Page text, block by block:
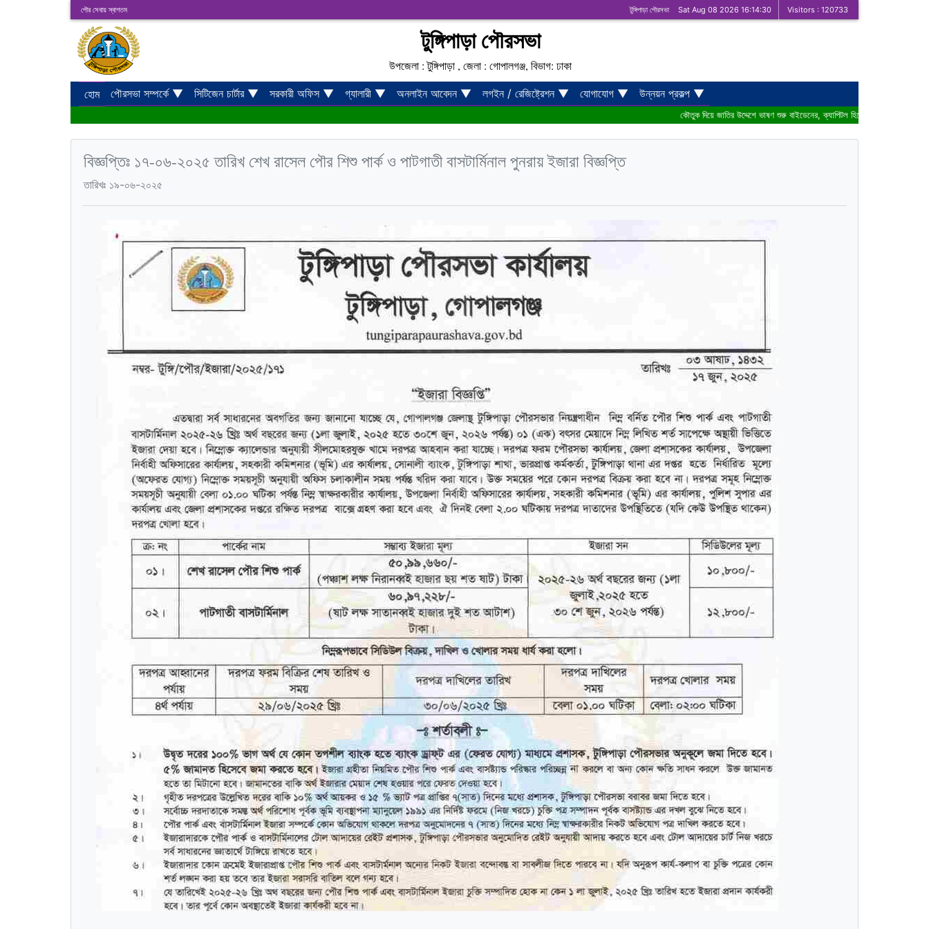
পৌর সেবায় স্বাগতম টুঙ্গিপাড়া পৌরসভা Sat Aug 08 2026 16:14:30 Visitors : 120733
টুঙ্গিপাড়া পৌরসভা
উপজেলা : টুঙ্গিপাড়া , জেলা : গোপালগঞ্জ, বিভাগ: ঢাকা
হোম পৌরসভা সম্পর্কে ▼ সিটিজেন চার্টার ▼ সরকারী অফিস ▼ গ্যালারী ▼ অনলাইন আবেদন ▼ লগইন / রেজিষ্ট্রেশন ▼ যোগাযোগ ▼ উন্নয়ন প্রকল্প ▼
কৌতুক দিয়ে জাতির উদ্দেশে ভাষণ শুরু বাইডেনের, ক্যাপিটল হিলে || মতামত পুতিন–সি
বিজ্ঞপ্তিঃ ১৭-০৬-২০২৫ তারিখ শেখ রাসেল পৌর শিশু পার্ক ও পাটগাতী বাসটার্মিনাল পুনরায় ইজারা বিজ্ঞপ্তি
তারিখঃ ১৯-০৬-২০২৫